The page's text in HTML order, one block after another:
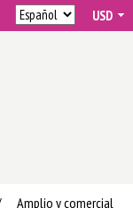
Amplio y comercial